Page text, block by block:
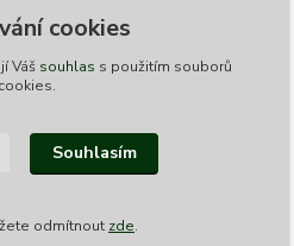
cookies
Váš souhlas s použitím souborů
cookies.
Souhlasím
odmítnout zde.